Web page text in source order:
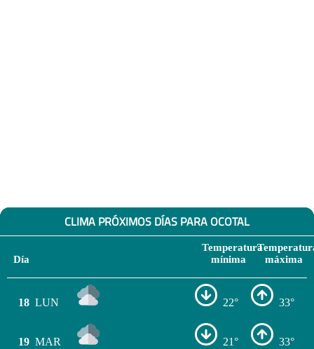
CLIMA PRÓXIMOS DÍAS PARA OCOTAL
Día
Temperatura
mínima
máxima
18 LUN 22° 33°
19 MAR 21° 33°